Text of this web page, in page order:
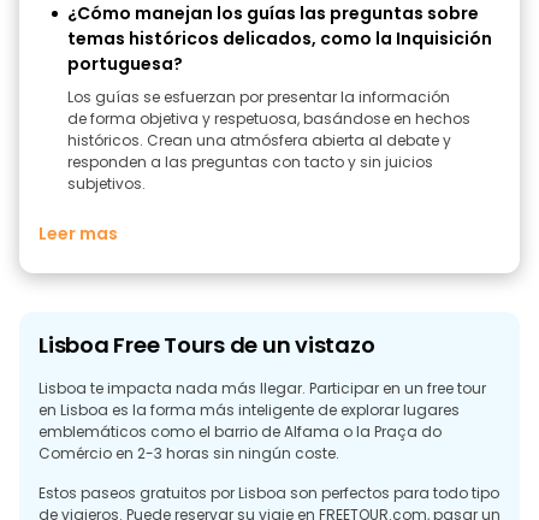
¿Cómo manejan los guías las preguntas sobre
temas históricos delicados, como la Inquisición
portuguesa?
Los guías se esfuerzan por presentar la información
de forma objetiva y respetuosa, basándose en hechos
históricos. Crean una atmósfera abierta al debate y
responden a las preguntas con tacto y sin juicios
subjetivos.
Leer mas
Lisboa Free Tours de un vistazo
Lisboa te impacta nada más llegar. Participar en un free tour
en Lisboa es la forma más inteligente de explorar lugares
emblemáticos como el barrio de Alfama o la Praça do
Comércio en 2-3 horas sin ningún coste.
Estos paseos gratuitos por Lisboa son perfectos para todo tipo
de viajeros. Puede reservar su viaje en FREETOUR.com, pasar un